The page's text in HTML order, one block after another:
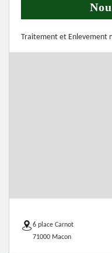
Traitement et Enlevement
6 place Carnot
71000 Macon